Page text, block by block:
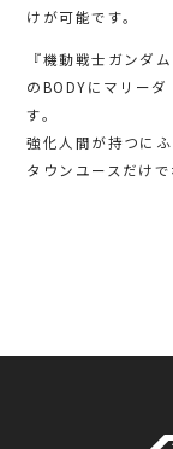
けが可能です。
『機動戦士ガンダ
のBODYにマリー
す。
強化人間が持つに
タウンユースだけ